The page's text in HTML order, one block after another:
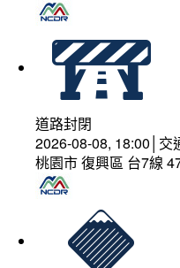
道路封閉
2026-08-08, 18:00│交
桃園市 復興區 台7線